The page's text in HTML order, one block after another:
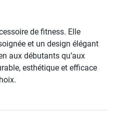
de fitness. Elle
et un design élégant
aux débutants qu’aux
esthétique et efficace